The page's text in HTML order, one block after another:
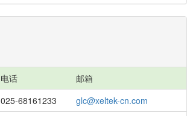
电话
邮箱
025-68161233
glc@xeltek-cn.com